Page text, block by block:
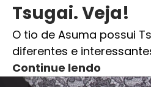
Tsugai. Veja!
O tio de Asuma possui
diferentes e
Continue lendo